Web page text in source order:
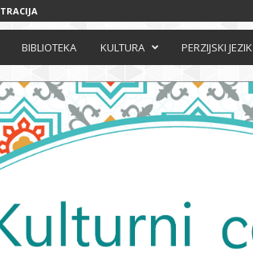
BIBLIOTEKA KULTURA PERZIJSKI JEZIK